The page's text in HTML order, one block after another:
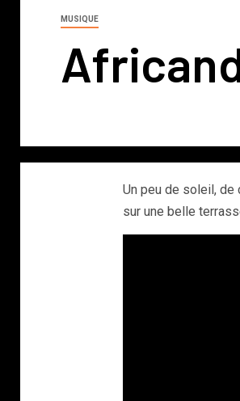
MUSIQUE
Un peu de soleil, de
sur une belle